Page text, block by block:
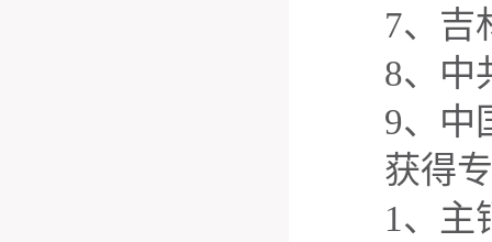
7、吉
8、中
9、中
获得
1、主